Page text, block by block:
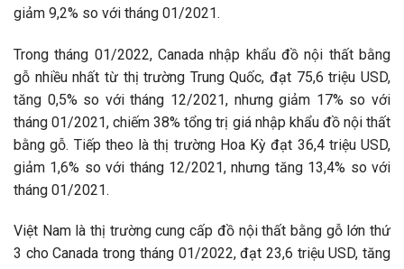
giảm 9,2% so với tháng 01/2021.
Trong tháng 01/2022, Canada nhập khẩu đồ nội thất bằng
gỗ nhiều nhất từ thị trường Trung Quốc, đạt 75,6 triệu USD,
tăng 0,5% so với tháng 12/2021, nhưng giảm 17% so với
tháng 01/2021, chiếm 38% tổng trị giá nhập khẩu đồ nội thất
bằng gỗ. Tiếp theo là thị trường Hoa Kỳ đạt 36,4 triệu USD,
giảm 1,6% so với tháng 12/2021, nhưng tăng 13,4% so với
tháng 01/2021.
Việt Nam là thị trường cung cấp đồ nội thất bằng gỗ lớn thứ
3 cho Canada trong tháng 01/2022, đạt 23,6 triệu USD, tăng